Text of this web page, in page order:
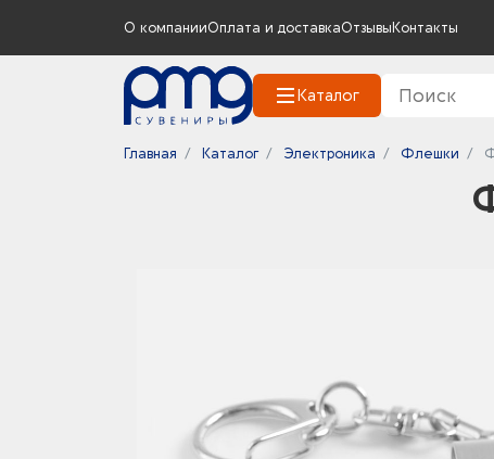
О компанииОплата и доставкаОтзывы Контакты
Каталог
Главная Каталог Электроника Флешки